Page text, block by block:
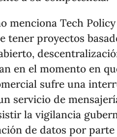
menciona Tech
tener proyectos
en el momento en
sufre una
servicio de
la vigilancia
de datos por parte